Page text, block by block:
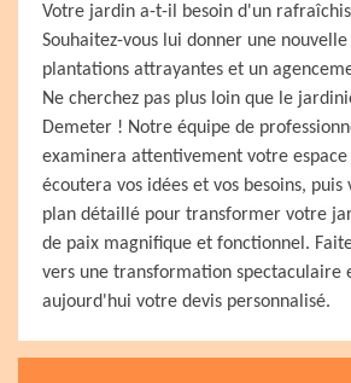
Votre jardin a-t-il besoin d'un
Souhaitez-vous lui donner une
plantations attrayantes et un
Ne cherchez pas plus loin que le
Demeter ! Notre équipe de
examinera attentivement votre
écoutera vos idées et vos besoins, puis
plan détaillé pour transformer votre
de paix magnifique et fonctionnel.
vers une transformation spectaculaire
aujourd'hui votre devis personnalisé.